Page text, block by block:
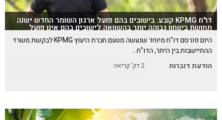
דו"ח KPMG קובע: בישובים בהם פועל ארגון השומר החדש ישנה
תחושת ביטחון גבוהה יותר בהשוואה לישובים בהם אינו פועל
היום פורסם דו"ח מיוחד שנעשה מטעם חברת היעוץ KPMG לבקשת משרד
ההתיישבות.בין היתר, הדו"ח…
הודעת דוברות
2דק' קריאה